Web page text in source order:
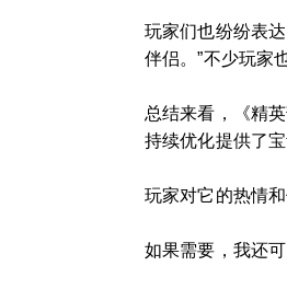
玩家们也纷纷表
伴侣。”不少玩家
总结来看，《精
持续优化提供了
玩家对它的热情
如果需要，我还